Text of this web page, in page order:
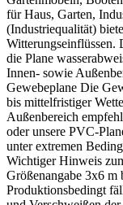
für Haus, Garten,
(Industriequalität)
Witterungseinflüssen.
die Plane
Innen- sowie
Gewebeplane Die
bis mittelfristiger
Außenbereich
oder unsere PVC-
unter extremen
Wichtiger Hinweis
Größenangabe 3x6 m
Produktionsbedingt